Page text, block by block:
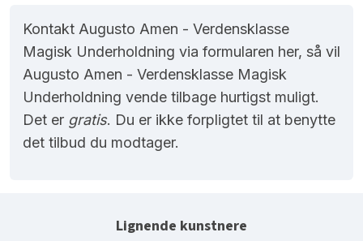
Kontakt Augusto Amen - Verdensklasse
Magisk Underholdning via formularen her, så vil
Augusto Amen - Verdensklasse Magisk
Underholdning vende tilbage hurtigst muligt.
Det er gratis. Du er ikke forpligtet til at benytte
det tilbud du modtager.
Lignende kunstnere